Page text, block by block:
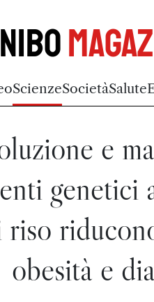
ScienzeSocietàSalute
e
genetici
riso
obesità e